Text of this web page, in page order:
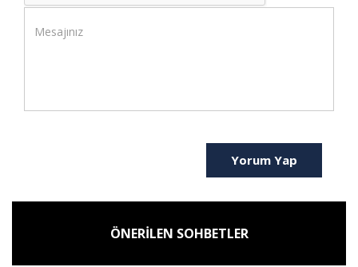
Yorum Yap
ÖNERİLEN SOHBETLER